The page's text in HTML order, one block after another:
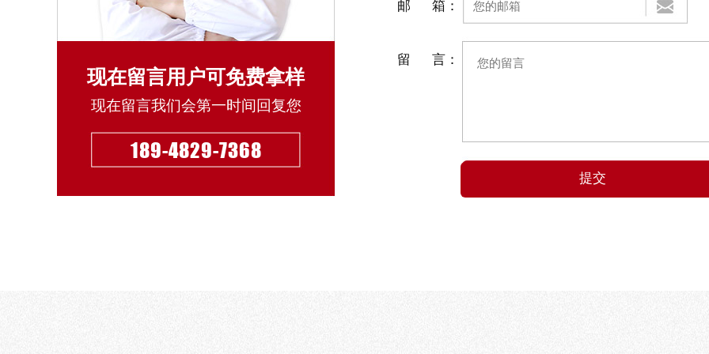
现在留言用户可免费拿样
现在留言我们会第一时间回复您
189-4829-7368
邮 箱：
留 言：